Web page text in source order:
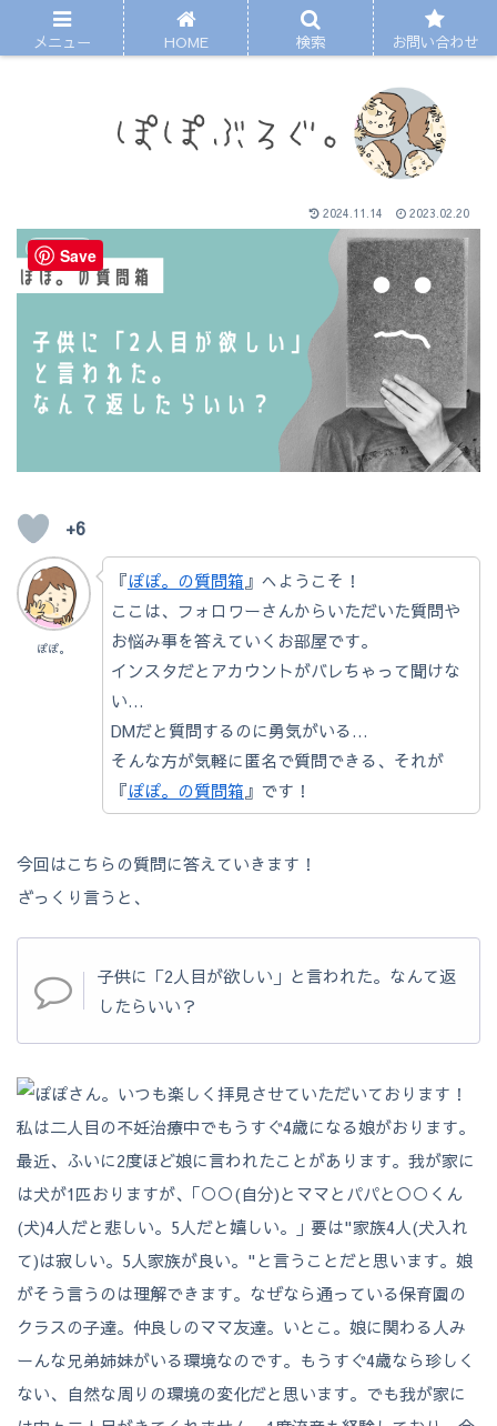
2024.11.14 2023.02.20
マガジン
+6
ぽぽ。
『ぽぽ。の質問箱 』へようこそ！
ここは、フォロワーさんからいただいた質問や
お悩み事を答えていくお部屋です。
インスタだとアカウントがバレちゃって聞けな
い…
DMだと質問するのに勇気がいる…
そんな方が気軽に匿名で質問できる、それが
『ぽぽ。の質問箱 』です！
今回はこちらの質問に答えていきます！
ざっくり言うと、
子供に「2人目が欲しい」と言われた。なんて返
したらいい？
メニュー HOME 検索 お問い合わせ
Save